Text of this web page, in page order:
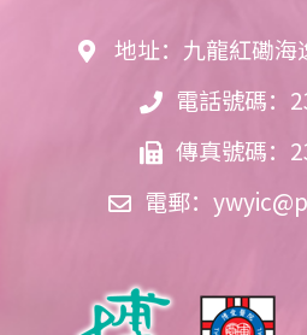
地址：九龍紅磡海
電話號碼：
傳真號碼：
電郵：